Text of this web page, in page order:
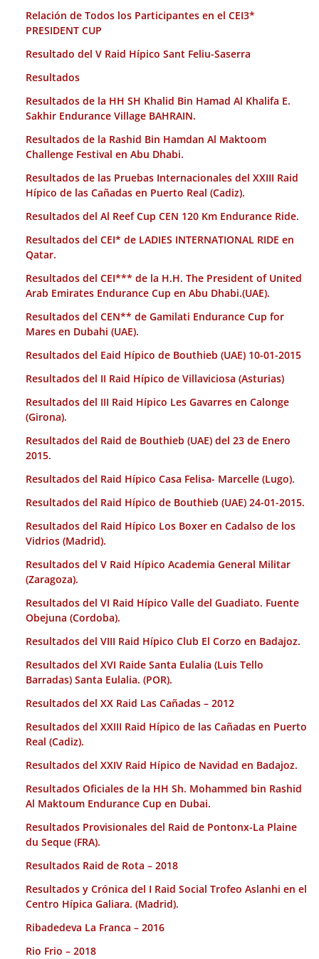
Relación de Todos los Participantes en el CEI3*
PRESIDENT CUP
Resultado del V Raid Hípico Sant Feliu-Saserra
Resultados
Resultados de la HH SH Khalid Bin Hamad Al Khalifa E.
Sakhir Endurance Village BAHRAIN.
Resultados de la Rashid Bin Hamdan Al Maktoom
Challenge Festival en Abu Dhabi.
Resultados de las Pruebas Internacionales del XXIII Raid
Hípico de las Cañadas en Puerto Real (Cadiz).
Resultados del Al Reef Cup CEN 120 Km Endurance Ride.
Resultados del CEI* de LADIES INTERNATIONAL RIDE en
Qatar.
Resultados del CEI*** de la H.H. The President of United
Arab Emirates Endurance Cup en Abu Dhabi.(UAE).
Resultados del CEN** de Gamilati Endurance Cup for
Mares en Dubahi (UAE).
Resultados del Eaid Hípico de Bouthieb (UAE) 10-01-2015
Resultados del II Raid Hípico de Villaviciosa (Asturias)
Resultados del III Raid Hípico Les Gavarres en Calonge
(Girona).
Resultados del Raid de Bouthieb (UAE) del 23 de Enero
2015.
Resultados del Raid Hípico Casa Felisa- Marcelle (Lugo).
Resultados del Raid Hípico de Bouthieb (UAE) 24-01-2015.
Resultados del Raid Hípico Los Boxer en Cadalso de los
Vidrios (Madrid).
Resultados del V Raid Hípico Academia General Militar
(Zaragoza).
Resultados del VI Raid Hípico Valle del Guadiato. Fuente
Obejuna (Cordoba).
Resultados del VIII Raid Hípico Club El Corzo en Badajoz.
Resultados del XVI Raide Santa Eulalia (Luis Tello
Barradas) Santa Eulalia. (POR).
Resultados del XX Raid Las Cañadas – 2012
Resultados del XXIII Raid Hípico de las Cañadas en Puerto
Real (Cadiz).
Resultados del XXIV Raid Hípico de Navidad en Badajoz.
Resultados Oficiales de la HH Sh. Mohammed bin Rashid
Al Maktoum Endurance Cup en Dubai.
Resultados Provisionales del Raid de Pontonx-La Plaine
du Seque (FRA).
Resultados Raid de Rota – 2018
Resultados y Crónica del I Raid Social Trofeo Aslanhi en el
Centro Hípica Galiara. (Madrid).
Ribadedeva La Franca – 2016
Rio Frio – 2018